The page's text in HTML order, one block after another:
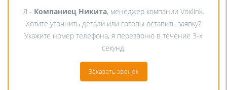
Я - Компаниец Никита, менеджер компании Voxlink.
Хотите уточнить детали или готовы оставить заявку?
Укажите номер телефона, я перезвоню в течение 3-х
секунд.
Заказать звонок